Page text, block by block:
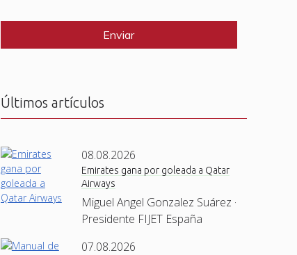
l
Últimos artículos
08.08.2026
Emirates gana por goleada a Qatar
Airways
Miguel Angel Gonzalez Suárez ·
Presidente FIJET España
07.08.2026